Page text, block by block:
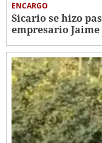
ENCARGO
Sicario se hizo
empresario